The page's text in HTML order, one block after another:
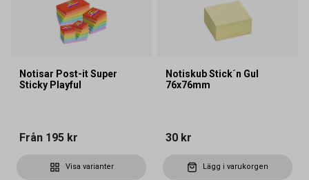
Notisar Post-it Super
Sticky Playful
Från 195 kr
Visa varianter
Notiskub Stick´n Gul
76x76mm
30 kr
Lägg i varukorgen